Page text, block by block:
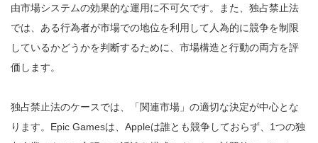
由市場システムの効果的な運用に不可欠です。また、独占禁止法
では、ある行為者が市場での地位を利用して人為的に競争を制限
しているかどうかを判断するために、市場構造と行動の両方を評
価します。
独占禁止法のケースでは、「関連市場」の適切な決定が中心とな
ります。Epic Gamesは、Appleは誰とも競争しておらず、1つの独